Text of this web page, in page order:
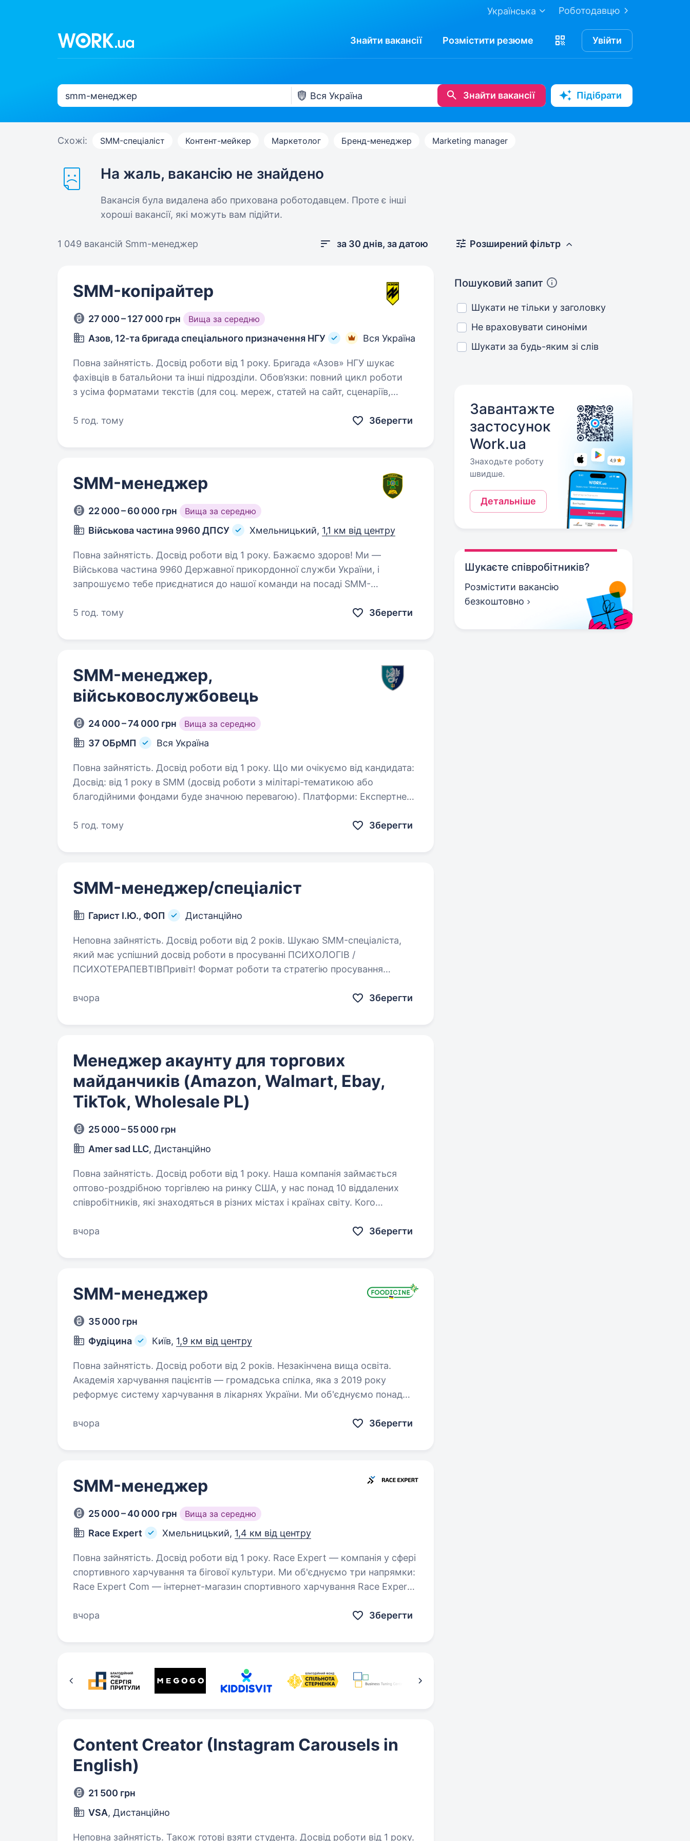
Роботодавцю
Українська
Знайти вакансії Розмістити резюме Увійти
Знайти вакансії Підібрати
Схожі: SMM-спеціаліст Контент-мейкер Маркетолог Бренд-менеджер Marketing manager
На жаль, вакансію не знайдено
Вакансія була видалена або прихована роботодавцем. Проте є інші
хороші вакансії, які можуть вам підійти.
1 049 вакансій Smm-менеджер за 30 днів, за датою
SMM-копірайтер
27 000 – 127 000 грн Вища за середню
Азов, 12-та бригада спеціального призначення НГУ Вся Україна
Повна зайнятість. Досвід роботи від 1 року. Бригада «Азов» НГУ шукає
фахівців в батальйони та інші підрозділи. Обов’язки: повний цикл роботи
з усіма форматами текстів (для соц. мереж, статей на сайт, сценаріїв,
5 год. тому
Зберегти
SMM-менеджер
22 000 – 60 000 грн Вища за середню
Військова частина 9960 ДПСУ Хмельницький, 1,1 км від центру
Повна зайнятість. Досвід роботи від 1 року. Бажаємо здоров! Ми —
Військова частина 9960 Державної прикордонної служби України, і
запрошуємо тебе приєднатися до нашої команди на посаді SMM-
у сфері…
5 год. тому Зберегти
SMM-менеджер,
військовослужбовець
24 000 – 74 000 грн Вища за середню
37 ОБрМП Вся Україна
Повна зайнятість. Досвід роботи від 1 року. Що ми очікуємо від кандидата:
Досвід: від 1 року в SMM (досвід роботи з мілітарі-тематикою або
благодійними фондами буде значною перевагою). Платформи: Експертне
5 год. тому
Зберегти
SMM-менеджер/спеціаліст
Гарист І.Ю., ФОП Дистанційно
Неповна зайнятість. Досвід роботи від 2 років. Шукаю SMM-спеціаліста,
який має успішний досвід роботи в просуванні ПСИХОЛОГІВ /
ПСИХОТЕРАПЕВТІВПривіт! Формат роботи та стратегію просування
на першу…
вчора Зберегти
Менеджер акаунту для торгових
майданчиків (Amazon, Walmart, Ebay,
TikTok, Wholesale PL)
25 000 – 55 000 грн
Amer sad LLC, Дистанційно
Повна зайнятість. Досвід роботи від 1 року. Наша компанія займається
оптово-роздрібною торгівлею на ринку США, у нас понад 10 віддалених
співробітників, які знаходяться в різних містах і країнах світу. Кого
вчора
Зберегти
SMM-менеджер
35 000 грн
Фудіцина
Київ, 1,9 км від центру
Повна зайнятість. Досвід роботи від 2 років. Незакінчена вища освіта.
Академія харчування пацієнтів — громадська спілка, яка з 2019 року
реформує систему харчування в лікарнях України. Ми об'єднуємо понад
змінами до нормативної…
вчора Зберегти
SMM-менеджер
25 000 – 40 000 грн Вища за середню
Race Expert Хмельницький, 1,4 км від центру
Повна зайнятість. Досвід роботи від 1 року. Race Expert — компанія у сфері
спортивного харчування та бігової культури. Ми об'єднуємо три напрямки:
Race Expert Com — інтернет-магазин спортивного харчування Race Expert
вчора
Зберегти
Content Creator (Instagram Carousels in
English)
21 500 грн
VSA, Дистанційно
Неповна зайнятість. Також готові взяти студента. Досвід роботи від 1 року.
Розширений фільтр
Пошуковий запит
Шукати не тільки у заголовку
Не враховувати синоніми
Шукати за будь-яким зі слів
Завантажте
застосунок
Work.ua
Знаходьте роботу
швидше.
Детальніше
Шукаєте співробітників?
Розмістити вакансію
безкоштовно